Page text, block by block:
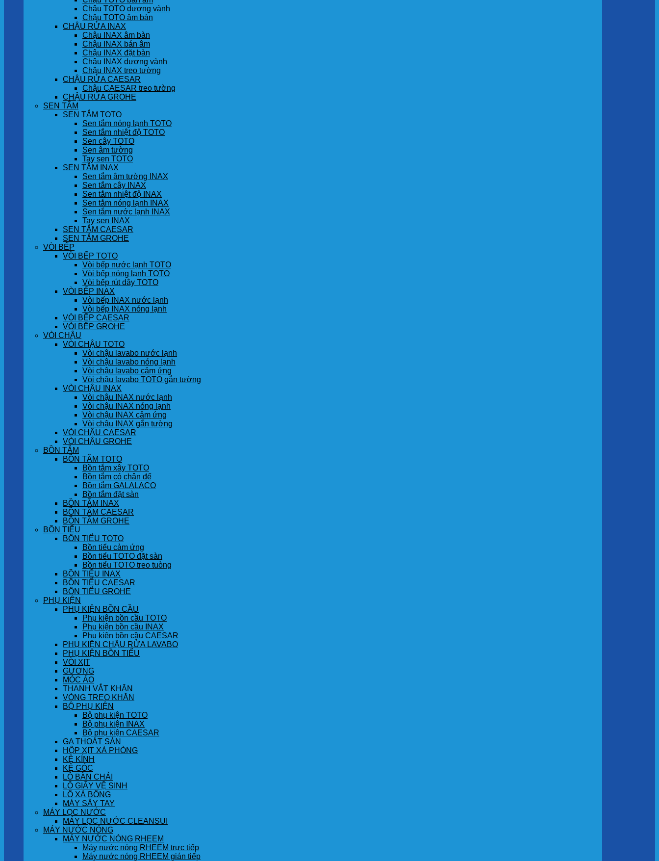
Chậu TOTO dương vành
Chậu TOTO âm bàn
CHẬU RỬA INAX
Chậu INAX âm bàn
Chậu INAX bán âm
Chậu INAX đặt bàn
Chậu INAX dương vành
Chậu INAX treo tường
CHẬU RỬA CAESAR
Chậu CAESAR treo tường
CHẬU RỬA GROHE
SEN TẮM
SEN TẮM TOTO
Sen tắm nóng lạnh TOTO
Sen tắm nhiệt độ TOTO
Sen cây TOTO
Sen âm tường
Tay sen TOTO
SEN TẮM INAX
Sen tắm âm tường INAX
Sen tắm cây INAX
Sen tắm nhiệt độ INAX
Sen tắm nóng lạnh INAX
Sen tắm nước lạnh INAX
Tay sen INAX
SEN TẮM CAESAR
SEN TẮM GROHE
VÒI BẾP
VÒI BẾP TOTO
Vòi bếp nước lạnh TOTO
Vòi bếp nóng lạnh TOTO
Vòi bếp rút dây TOTO
VÒI BẾP INAX
Vòi bếp INAX nước lạnh
Vòi bếp INAX nóng lạnh
VÒI BẾP CAESAR
VÒI BẾP GROHE
VÒI CHẬU
VÒI CHẬU TOTO
Vòi chậu lavabo nước lạnh
Vòi chậu lavabo nóng lạnh
Vòi chậu lavabo cảm ứng
Vòi chậu lavabo TOTO gắn tường
VÒI CHẬU INAX
Vòi chậu INAX nước lạnh
Vòi chậu INAX nóng lạnh
Vòi chậu INAX cảm ứng
Vòi chậu INAX gắn tường
VÒI CHẬU CAESAR
VÒI CHẬU GROHE
BỒN TẮM
BỒN TẮM TOTO
Bồn tắm xây TOTO
Bồn tắm có chân đế
Bồn tắm GALALACO
Bồn tắm đặt sàn
BỒN TẮM INAX
BỒN TẮM CAESAR
BỒN TẮM GROHE
BỒN TIỂU
BỒN TIỂU TOTO
Bồn tiểu cảm ứng
Bồn tiểu TOTO đặt sàn
Bồn tiểu TOTO treo tuòng
BỒN TIỂU INAX
BỒN TIỂU CAESAR
BỒN TIỂU GROHE
PHỤ KIỆN
PHỤ KIỆN BỒN CẦU
Phụ kiện bồn cầu TOTO
Phụ kiện bồn cầu INAX
Phụ kiện bồn cầu CAESAR
PHỤ KIỆN CHẬU RỬA LAVABO
PHỤ KIỆN BỒN TIỂU
VÒI XỊT
GƯƠNG
MÓC ÁO
THANH VẮT KHĂN
VÒNG TREO KHĂN
BỘ PHỤ KIỆN
Bộ phụ kiện TOTO
Bộ phụ kiện INAX
Bộ phụ kiện CAESAR
GA THOÁT SÀN
HỘP XỊT XÀ PHÒNG
KỆ KÍNH
KỆ GÓC
LÔ BÀN CHẢI
LÔ GIẤY VỆ SINH
LÔ XÀ BÔNG
MÁY SẤY TAY
MÁY LỌC NƯỚC
MÁY LỌC NƯỚC CLEANSUI
MÁY NƯỚC NÓNG
MÁY NƯỚC NÓNG RHEEM
Máy nước nóng RHEEM trực tiếp
Máy nước nóng RHEEM gián tiếp